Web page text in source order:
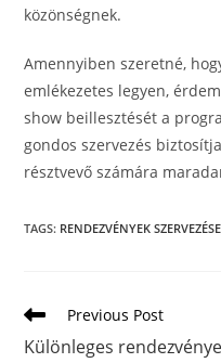
közönségnek.
Amennyiben szeretné,
emlékezetes legyen,
show beillesztését a
gondos szervezés
résztvevő számára
TAGS: RENDEZVÉNYEK SZERVEZÉSE
Previous Post
Különleges